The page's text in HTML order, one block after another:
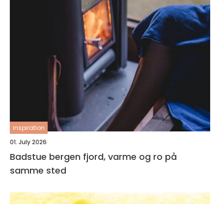
inspiration
01. July 2026
Badstue bergen fjord, varme og ro på
samme sted